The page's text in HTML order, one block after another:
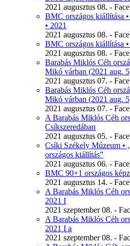
2021 augusztus 08. -
BMC országos kiállítása
• 2021
2021 augusztus 08. -
BMC országos kiállítása •
2021 augusztus 08. -
Barabás Miklós Céh
Mikó várban (2021 aug.
2021 augusztus 07. -
Barabás Miklós Céh
Mikó várban (2021 aug.
2021 augusztus 07. -
A Barabás Miklós Céh
Csíkszeredában
2021 augusztus 05. -
Csíki Székely Múzeum •
országos kiállítás”
2021 augusztus 06. -
BMC 90+1 országos
2021 augusztus 14. -
A Barabás Miklós Céh
2021 I
2021 szeptember 08. -
A Barabás Miklós Céh
2021 I a
2021 szeptember 08. -